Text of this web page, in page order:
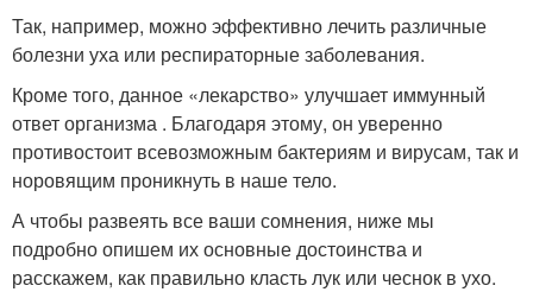
Так, например, можно эффективно лечить различные
болезни уха или респираторные заболевания.
Кроме того, данное «лекарство» улучшает иммунный
ответ организма . Благодаря этому, он уверенно
противостоит всевозможным бактериям и вирусам, так и
норовящим проникнуть в наше тело.
А чтобы развеять все ваши сомнения, ниже мы
подробно опишем их основные достоинства и
расскажем, как правильно класть лук или чеснок в ухо.